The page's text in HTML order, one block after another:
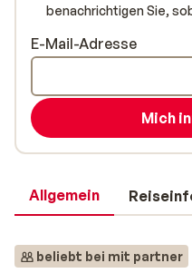
Allgemein
beliebt bei mit partner
benachrichtigen Sie,
E-Mail-Adresse
Mich